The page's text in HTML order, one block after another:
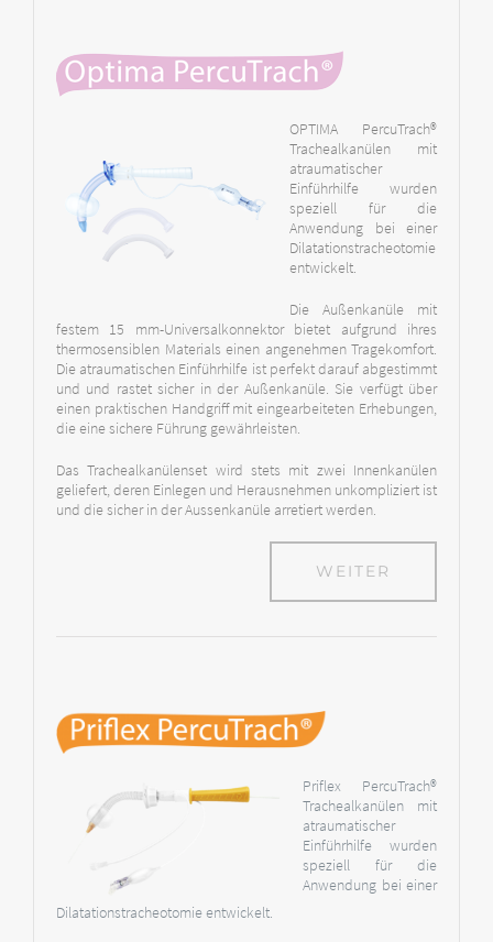
OPTIMA PercuTrach®
Trachealkanülen mit
atraumatischer
Einführhilfe wurden
speziell für die
Anwendung bei einer
Dilatationstracheotomie
entwickelt.
Die Außenkanüle mit
festem 15 mm-Universalkonnektor bietet aufgrund ihres
thermosensiblen Materials einen angenehmen Tragekomfort.
Die atraumatischen Einführhilfe ist perfekt darauf abgestimmt
und und rastet sicher in der Außenkanüle. Sie verfügt über
einen praktischen Handgriff mit eingearbeiteten Erhebungen,
die eine sichere Führung gewährleisten.
Das Trachealkanülenset wird stets mit zwei Innenkanülen
geliefert, deren Einlegen und Herausnehmen unkompliziert ist
und die sicher in der Aussenkanüle arretiert werden.
WEITER
Priflex PercuTrach®
Trachealkanülen mit
atraumatischer
Einführhilfe wurden
speziell für die
Anwendung bei einer
Dilatationstracheotomie entwickelt.